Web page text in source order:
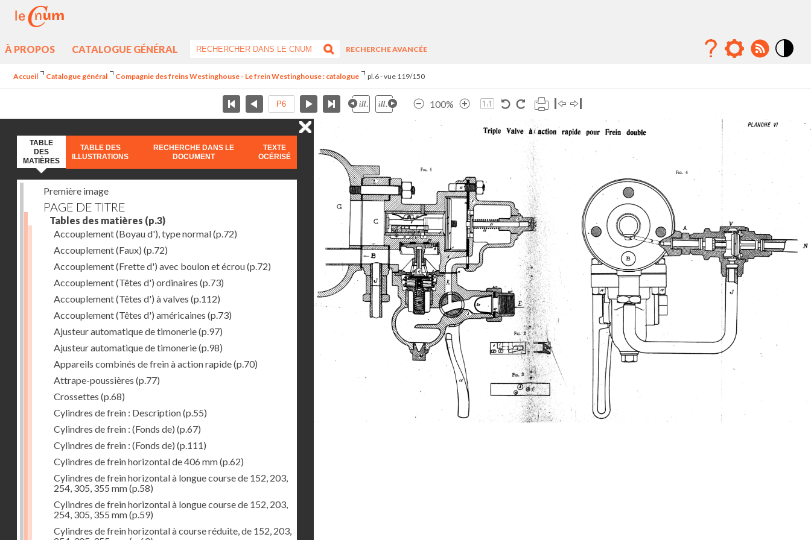
À PROPOS CATALOGUE GÉNÉRAL
RECHERCHE AVANCÉE
Accueil Catalogue général Compagnie des freins Westinghouse - Le frein Westinghouse : catalogue pl.6 - vue 119/150
100%
TABLE
DES
MATIÈRES
TABLE DES
ILLUSTRATIONS
RECHERCHE DANS LE
DOCUMENT
TEXTE
OCÉRISÉ
Première image
PAGE DE TITRE
Tables des matières (p.3)
Accouplement (Boyau d'), type normal(p.72)
Accouplement (Faux) (p.72)
Accouplement (Frette d') avec boulon et écrou(p.72)
Accouplement (Têtes d') ordinaires (p.73)
Accouplement (Têtes d') à valves (p.112)
Accouplement (Têtes d') américaines (p.73)
Ajusteur automatique de timonerie(p.97)
Ajusteur automatique de timonerie(p.98)
Appareils combinés de frein à action rapide(p.70)
Attrape-poussières (p.77)
Crossettes (p.68)
Cylindres de frein : Description(p.55)
Cylindres de frein : (Fonds de) (p.67)
Cylindres de frein : (Fonds de) (p.111)
Cylindres de frein horizontal de 406 mm(p.62)
Cylindres de frein horizontal à longue course de 152, 203,
254, 305, 355 mm(p.58)
Cylindres de frein horizontal à longue course de 152, 203,
254, 305, 355 mm(p.59)
Cylindres de frein horizontal à course réduite, de 152, 203,